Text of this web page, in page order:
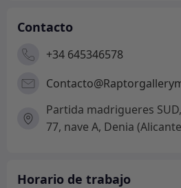
Contacto
+34 645346578
Partida madrigueres
77, nave A, Denia
Horario de trabajo